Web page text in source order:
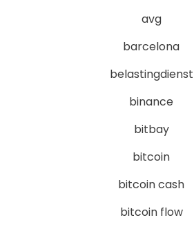
avg
barcelona
belastingdienst
binance
bitbay
bitcoin
bitcoin cash
bitcoin flow